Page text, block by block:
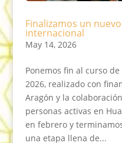
Finalizamos un
internacional
May 14, 2026
Ponemos fin al curso
2026, realizado con
Aragón y la
personas activas en
en febrero y
una etapa llena de...